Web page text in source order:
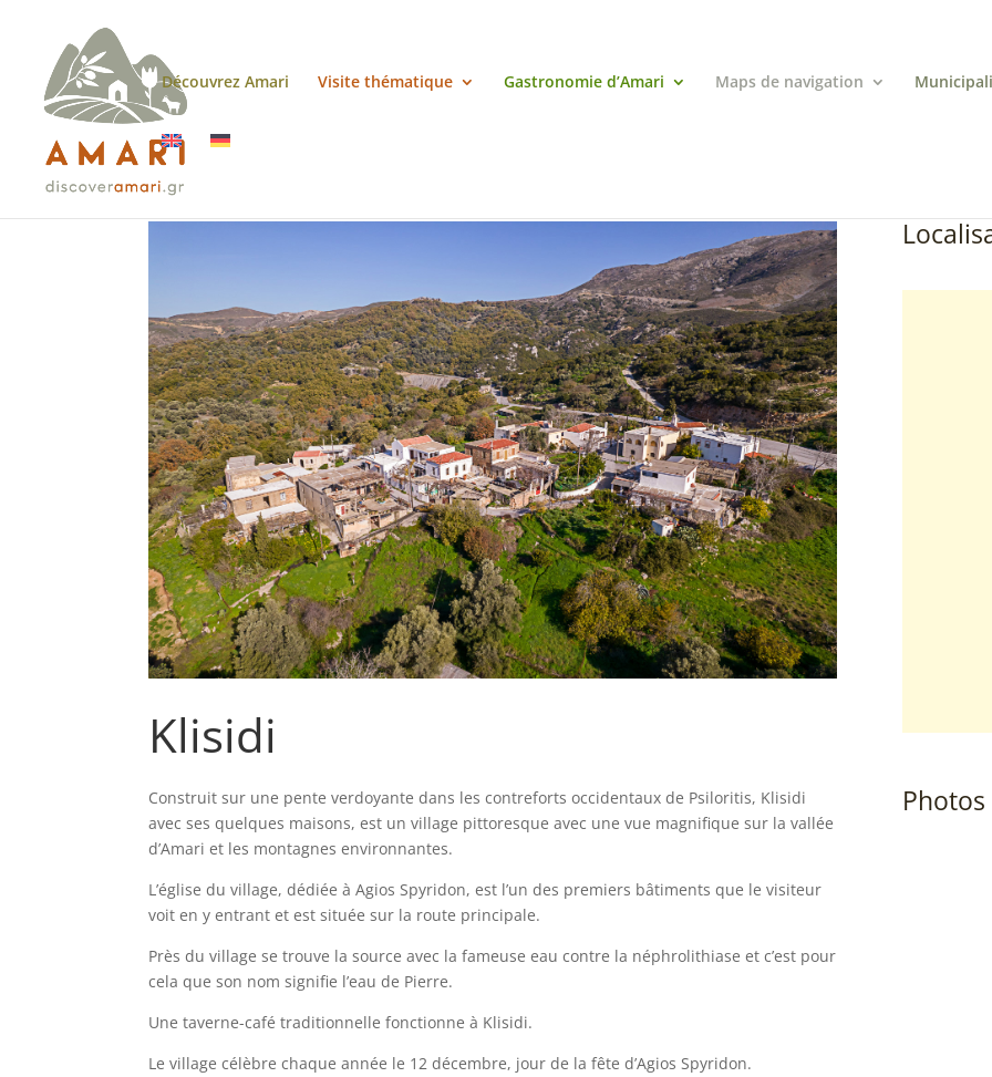
Découvrez Amari Visite thématique Gastronomie d’Amari Maps de navigation
Klisidi
Construit sur une pente verdoyante dans les contreforts occidentaux de Psiloritis, Klisidi
avec ses quelques maisons, est un village pittoresque avec une vue magnifique sur la vallée
d’Amari et les montagnes environnantes.
L’église du village, dédiée à Agios Spyridon, est l’un des premiers bâtiments que le visiteur
voit en y entrant et est située sur la route principale.
Près du village se trouve la source avec la fameuse eau contre la néphrolithiase et c’est pour
cela que son nom signifie l’eau de Pierre.
Une taverne-café traditionnelle fonctionne à Klisidi.
Le village célèbre chaque année le 12 décembre, jour de la fête d’Agios Spyridon.
Photos